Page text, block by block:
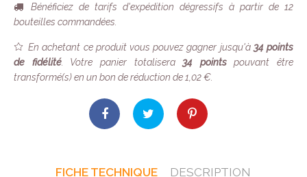
Bénéficiez de tarifs d'expédition dégressifs à partir de 12
bouteilles commandées.
En achetant ce produit vous pouvez gagner jusqu'à 34 points
de fidélité. Votre panier totalisera 34 pointspouvant être
transformé(s) en un bon de réduction de 1,02 €
FICHE TECHNIQUE DESCRIPTION